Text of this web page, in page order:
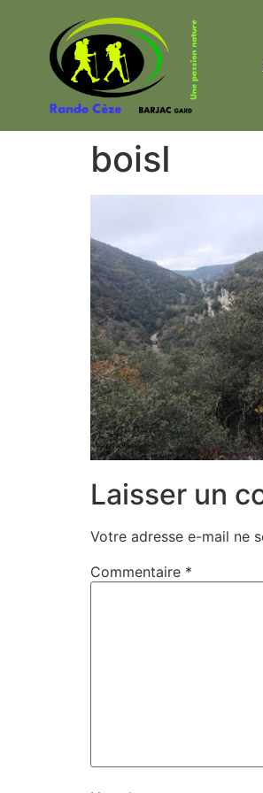
boisI
Laisser un
Votre adresse e-mail ne
Commentaire *